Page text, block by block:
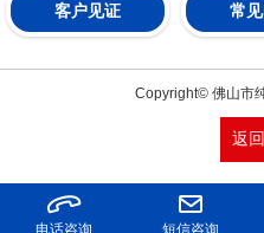
客户见证 常
Copyright© 佛山市
返
电话咨询 短信咨询